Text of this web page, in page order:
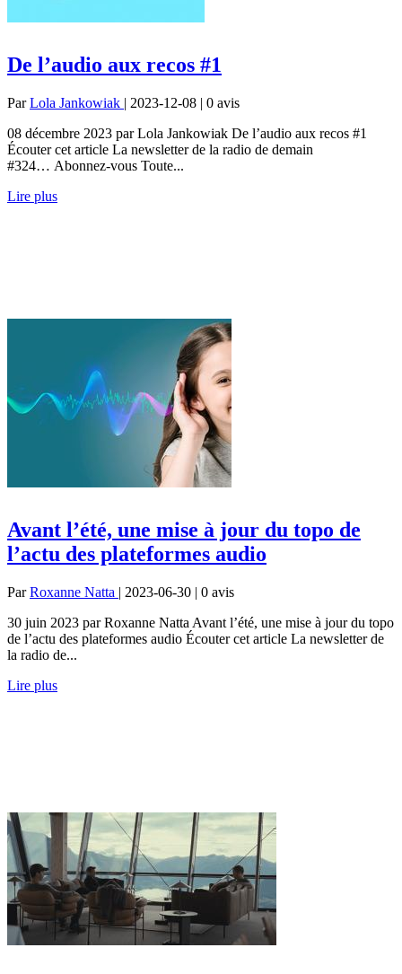
De l’audio aux recos #1
ParLola Jankowiak | 2023-12-08 | 0 avis
08 décembre 2023 par Lola Jankowiak De l’audio aux recos #1
Écouter cet article La newsletter de la radio de demain
#324… Abonnez-vous Toute...
Lire plus
Avant l’été, une mise à jour du topo de
l’actu des plateformes audio
ParRoxanne Natta | 2023-06-30 | 0 avis
30 juin 2023 par Roxanne Natta Avant l’été, une mise à jour du topo
de l’actu des plateformes audio Écouter cet article La newsletter de
la radio de...
Lire plus